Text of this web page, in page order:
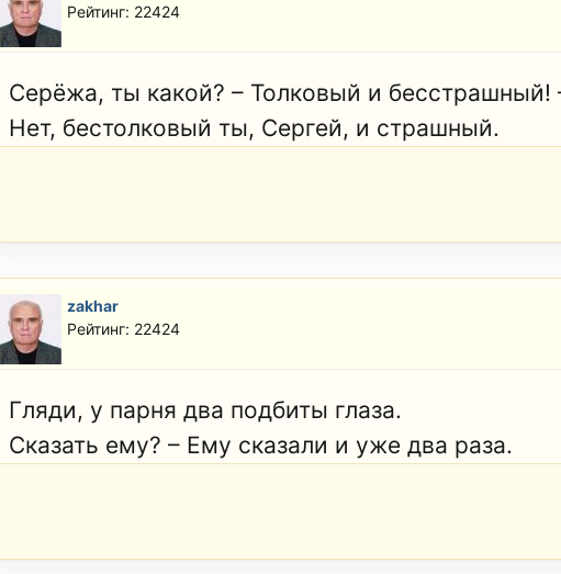
Рейтинг: 22424
Серёжа, ты какой? – Толковый и бесстрашный!
Нет, бестолковый ты, Сергей, и страшный.
zakhar
Рейтинг: 22424
Гляди, у парня два подбиты глаза.
Сказать ему? – Ему сказали и уже два раза.